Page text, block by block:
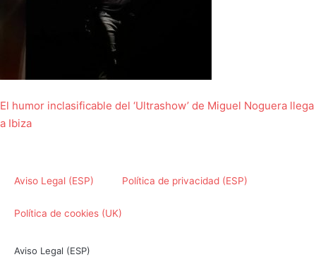
El humor inclasificable del ‘Ultrashow’ de Miguel Noguera llega
a Ibiza
Aviso Legal (ESP) Política de privacidad (ESP)
Política de cookies (UK)
Aviso Legal (ESP)